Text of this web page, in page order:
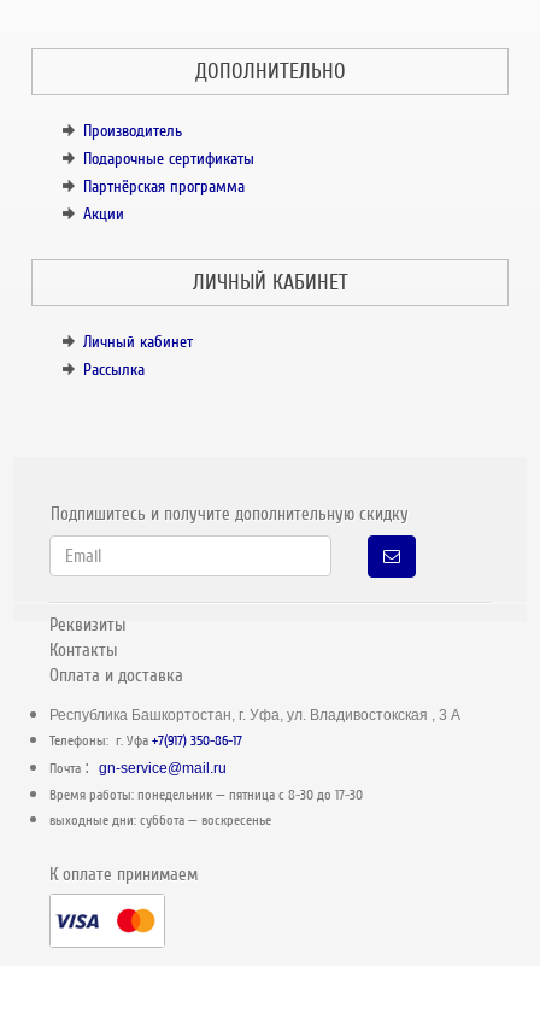
ДОПОЛНИТЕЛЬНО
Производитель
Подарочные сертификаты
Партнёрская программа
Акции
ЛИЧНЫЙ КАБИНЕТ
Личный кабинет
Рассылка
Подпишитесь и получите дополнительную скидку
Реквизиты
Контакты
Оплата и доставка
Республика Башкортостан, г. Уфа, ул. Владивостокская , 3 А
Телефоны: г. Уфа+7(917) 350-86-17
Почта :gn-service@mail.ru
Время работы: понедельник — пятница c 8-30 до 17-30
выходные дни: суббота — воскресенье
К оплате принимаем